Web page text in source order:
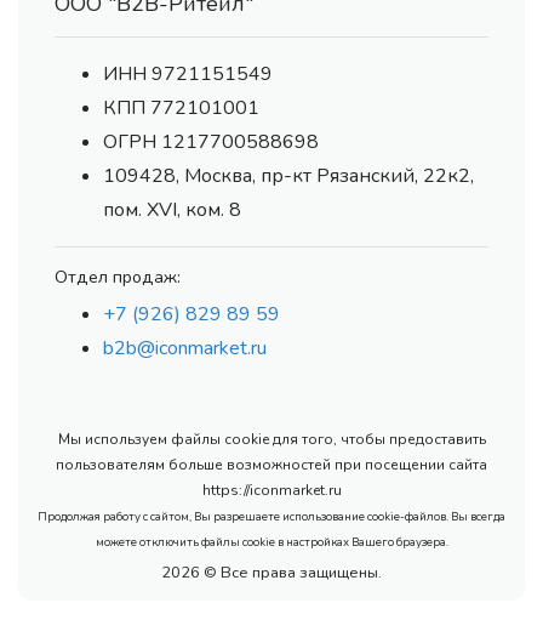
ИНН 9721151549
КПП 772101001
ОГРН 1217700588698
109428, Москва, пр-кт Рязанский, 22к2,
пом. XVI, ком. 8
Отдел продаж:
+7 (926) 829 89 59
b2b@iconmarket.ru
Мы используем файлы cookie для того, чтобы предоставить
пользователям больше возможностей при посещении сайта
https://iconmarket.ru
Продолжая работу с сайтом, Вы разрешаете использование cookie-файлов. Вы всегда
можете отключить файлы cookie в настройках Вашего браузера.
2026 © Все права защищены.